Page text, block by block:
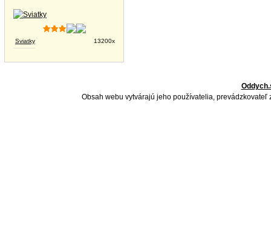
Sviatky 13200x
Obsah webu vytvárajú jeho používatelia,